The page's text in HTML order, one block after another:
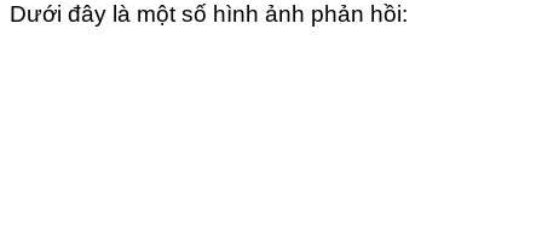
Dưới đây là một số hình ảnh phản hồi: